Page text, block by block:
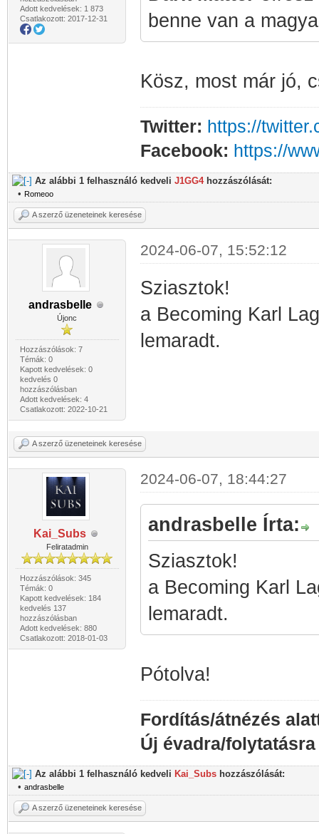
Adott kedvelések: 1 873
Csatlakozott: 2017-12-31
benne van a
Kösz, most már jó,
Twitter: https://
Facebook: https://
Az alábbi 1 felhasználó kedveli J1GG4hozzászólását:
• Romeoo
A szerző üzeneteinek keresése
andrasbelle
Újonc
Hozzászólások: 7
Témák: 0
Kapott kedvelések: 0
kedvelés 0
hozzászólásban
Adott kedvelések: 4
Csatlakozott: 2022-10-21
2024-06-07, 15:52:12
Sziasztok!
a Becoming Karl
lemaradt.
A szerző üzeneteinek keresése
Kai_Subs
Feliratadmin
Hozzászólások: 345
Témák: 0
Kapott kedvelések: 184
kedvelés 137
hozzászólásban
Adott kedvelések: 880
Csatlakozott: 2018-01-03
2024-06-07, 18:44:27
andrasbelle Írta:
Sziasztok!
a Becoming Karl
lemaradt.
Pótolva!
Fordítás/átnézés
Új évadra/
Az alábbi 1 felhasználó kedveli Kai_Subs hozzászólását:
• andrasbelle
A szerző üzeneteinek keresése